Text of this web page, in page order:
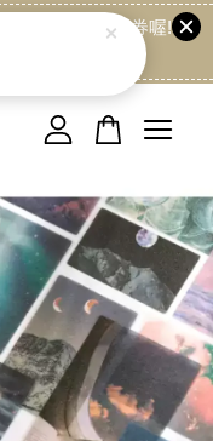
領取專屬折扣券喔!
空的。